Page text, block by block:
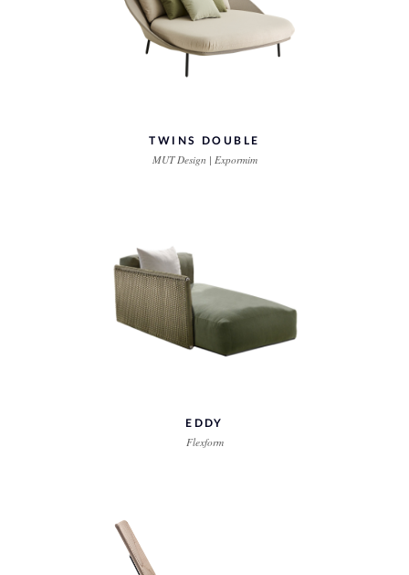
TWINS DOUBLE
MUT Design | Expormim
EDDY
Flexform